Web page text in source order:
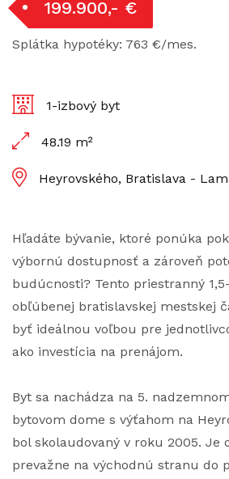
199.900,- €
Splátka hypotéky: 763 €/mes.
1-izbový byt
48.19 m²
Heyrovského, Bratislava -
Hľadáte bývanie, ktoré ponúka
výbornú dostupnosť a zároveň
budúcnosti? Tento priestranný
obľúbenej bratislavskej mestskej
byť ideálnou voľbou pre
ako investícia na prenájom.
Byt sa nachádza na 5.
bytovom dome s výťahom na
bol skolaudovaný v roku 2005. Je
prevažne na východnú stranu do